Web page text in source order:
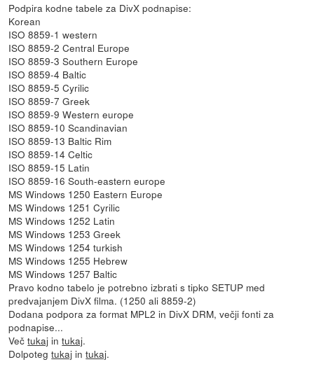
Podpira kodne tabele za DivX podnapise:
Korean
ISO 8859-1 western
ISO 8859-2 Central Europe
ISO 8859-3 Southern Europe
ISO 8859-4 Baltic
ISO 8859-5 Cyrilic
ISO 8859-7 Greek
ISO 8859-9 Western europe
ISO 8859-10 Scandinavian
ISO 8859-13 Baltic Rim
ISO 8859-14 Celtic
ISO 8859-15 Latin
ISO 8859-16 South-eastern europe
MS Windows 1250 Eastern Europe
MS Windows 1251 Cyrilic
MS Windows 1252 Latin
MS Windows 1253 Greek
MS Windows 1254 turkish
MS Windows 1255 Hebrew
MS Windows 1257 Baltic
Pravo kodno tabelo je potrebno izbrati s tipko SETUP med
predvajanjem DivX filma. (1250 ali 8859-2)
Dodana podpora za format MPL2 in DivX DRM, večji fonti za
podnapise...
Večtukaj intukaj.
Dolpotegtukaj intukaj.